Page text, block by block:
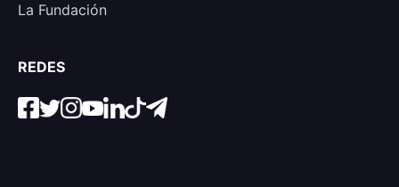
La Fundación
REDES